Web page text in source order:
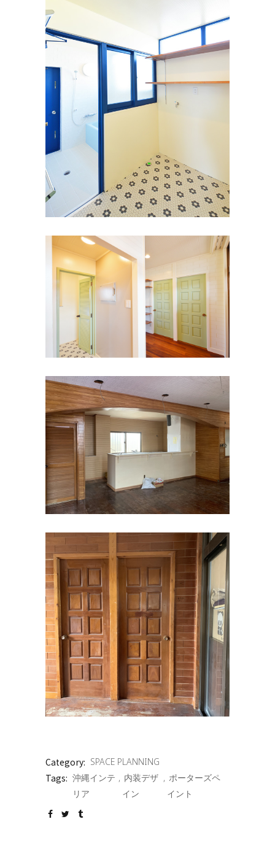
Category: SPACE PLANNING
Tags: 沖縄インテ
リア
内装デザ
イン
ポーターズペ
イント